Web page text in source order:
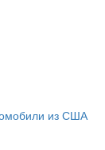
из США